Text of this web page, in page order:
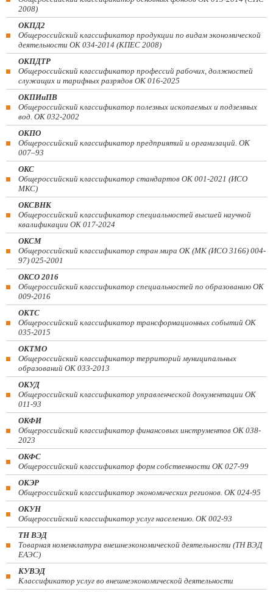
2008)
ОКПД2
Общероссийский классификатор продукции по видам экономической
деятельности ОК 034-2014 (КПЕС 2008)
ОКПДТР
Общероссийский классификатор профессий рабочих, должностей
служащих и тарифных разрядов ОК 016-2025
ОКПИиПВ
Общероссийский классификатор полезных ископаемых и подземных
вод. ОК 032-2002
ОКПО
Общероссийский классификатор предприятий и организаций. ОК
007–93
ОКС
Общероссийский классификатор стандартов ОК 001-2021 (ИСО
МКС)
ОКСВНК
Общероссийский классификатор специальностей высшей научной
квалификации ОК 017-2024
ОКСМ
Общероссийский классификатор стран мира ОК (МК (ИСО 3166) 004-
97) 025-2001
ОКСО 2016
Общероссийский классификатор специальностей по образованию ОК
009-2016
ОКТС
Общероссийский классификатор трансформационных событий ОК
035-2015
ОКТМО
Общероссийский классификатор территорий муниципальных
образований ОК 033-2013
ОКУД
Общероссийский классификатор управленческой документации ОК
011-93
ОКФИ
Общероссийский классификатор финансовых инструментов OK 038-
2023
ОКФС
Общероссийский классификатор форм собственности ОК 027-99
ОКЭР
Общероссийский классификатор экономических регионов. ОК 024-95
ОКУН
Общероссийский классификатор услуг населению. ОК 002-93
ТН ВЭД
Товарная номенклатура внешнеэкономической деятельности (ТН ВЭД
ЕАЭС)
КУВЭД
Классификатор услуг во внешнеэкономической деятельности